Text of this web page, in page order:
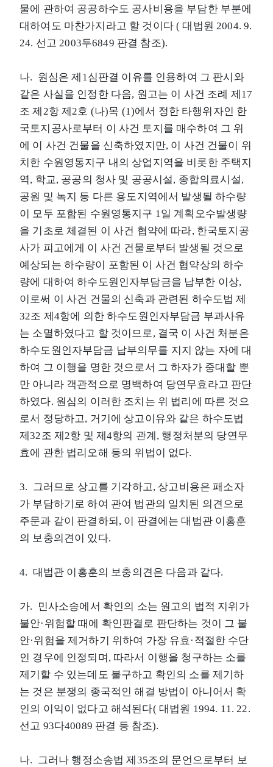
물에 관하여 공공하수도 공사비용을 부담한 부분에
대하여도 마찬가지라고 할 것이다 ( 대법원 2004. 9.
24. 선고 2003두6849 판결 참조).
나. 원심은 제1심판결 이유를 인용하여 그 판시와
같은 사실을 인정한 다음, 원고는 이 사건 조례 제17
조 제2항 제2호 (나)목 (1)에서 정한 타행위자인 한
국토지공사로부터 이 사건 토지를 매수하여 그 위
에 이 사건 건물을 신축하였지만, 이 사건 건물이 위
치한 수원영통지구 내의 상업지역을 비롯한 주택지
역, 학교, 공공의 청사 및 공공시설, 종합의료시설,
공원 및 녹지 등 다른 용도지역에서 발생될 하수량
이 모두 포함된 수원영통지구 1일 계획오수발생량
을 기초로 체결된 이 사건 협약에 따라, 한국토지공
사가 피고에게 이 사건 건물로부터 발생될 것으로
예상되는 하수량이 포함된 이 사건 협약상의 하수
량에 대하여 하수도원인자부담금을 납부한 이상,
이로써 이 사건 건물의 신축과 관련된 하수도법 제
32조 제4항에 의한 하수도원인자부담금 부과사유
는 소멸하였다고 할 것이므로, 결국 이 사건 처분은
하수도원인자부담금 납부의무를 지지 않는 자에 대
하여 그 이행을 명한 것으로서 그 하자가 중대할 뿐
만 아니라 객관적으로 명백하여 당연무효라고 판단
하였다. 원심의 이러한 조치는 위 법리에 따른 것으
로서 정당하고, 거기에 상고이유와 같은 하수도법
제32조 제2항 및 제4항의 관계, 행정처분의 당연무
효에 관한 법리오해 등의 위법이 없다.
3. 그러므로 상고를 기각하고, 상고비용은 패소자
가 부담하기로 하여 관여 법관의 일치된 의견으로
주문과 같이 판결하되, 이 판결에는 대법관 이홍훈
의 보충의견이 있다.
4. 대법관 이홍훈의 보충의견은 다음과 같다.
가. 민사소송에서 확인의 소는 원고의 법적 지위가
불안·위험할 때에 확인판결로 판단하는 것이 그 불
안·위험을 제거하기 위하여 가장 유효·적절한 수단
인 경우에 인정되며, 따라서 이행을 청구하는 소를
제기할 수 있는데도 불구하고 확인의 소를 제기하
는 것은 분쟁의 종국적인 해결 방법이 아니어서 확
인의 이익이 없다고 해석된다( 대법원 1994. 11. 22.
선고 93다40089 판결 등 참조).
나. 그러나 행정소송법 제35조의 문언으로부터 보